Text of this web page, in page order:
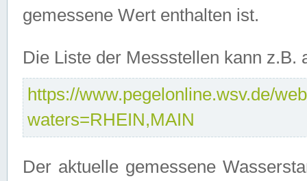
gemessene Wert enthalten ist.
Die Liste der Messstellen kann
https://www.pegelonline.wsv.de/
waters=RHEIN,MAIN
Der aktuelle gemessene